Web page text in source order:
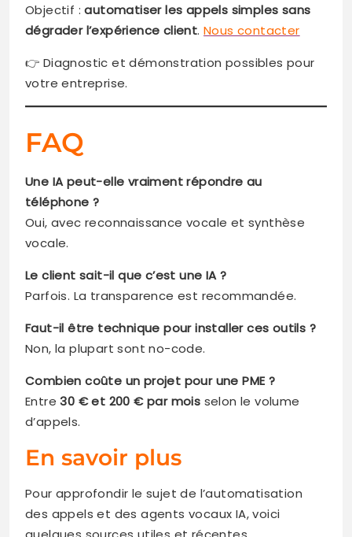
Objectif :automatiser les appels simples sans
dégrader l’expérience client.Nous contacter
👉 Diagnostic et démonstration possibles pour
votre entreprise.
FAQ
Une IA peut-elle vraiment répondre au
téléphone ?
Oui, avec reconnaissance vocale et synthèse
vocale.
Le client sait-il que c’est une IA ?
Parfois. La transparence est recommandée.
Faut-il être technique pour installer ces outils ?
Non, la plupart sont no-code.
Combien coûte un projet pour une PME ?
Entre30 € et 200 € par mois selon le volume
d’appels.
En savoir plus
Pour approfondir le sujet de l’automatisation
des appels et des agents vocaux IA, voici